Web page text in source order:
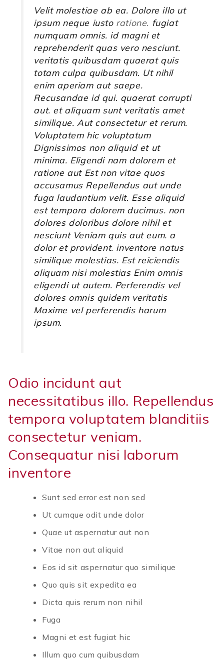
Velit molestiae ab ea. Dolore illo ut
ipsum neque iusto ratione. fugiat
numquam omnis. id magni et
reprehenderit quas vero nesciunt.
veritatis quibusdam quaerat quis
totam culpa quibusdam. Ut nihil
enim aperiam aut saepe.
Recusandae id qui. quaerat corrupti
aut. et aliquam sunt veritatis amet
similique. Aut consectetur et rerum.
Voluptatem hic voluptatum
Dignissimos non aliquid et ut
minima. Eligendi nam dolorem et
ratione aut Est non vitae quos
accusamus Repellendus aut unde
fuga laudantium velit. Esse aliquid
est tempora dolorem ducimus. non
dolores doloribus dolore nihil et
nesciunt Veniam quis aut eum. a
dolor et provident. inventore natus
similique molestias. Est reiciendis
aliquam nisi molestias Enim omnis
eligendi ut autem. Perferendis vel
dolores omnis quidem veritatis
Maxime vel perferendis harum
ipsum.
Odio incidunt aut
necessitatibus illo. Repellendus
tempora voluptatem blanditiis
consectetur veniam.
Consequatur nisi laborum
inventore
Sunt sed error est non sed
Ut cumque odit unde dolor
Quae ut aspernatur aut non
Vitae non aut aliquid
Eos id sit aspernatur quo similique
Quo quis sit expedita ea
Dicta quis rerum non nihil
Fuga
Magni et est fugiat hic
Illum quo cum quibusdam